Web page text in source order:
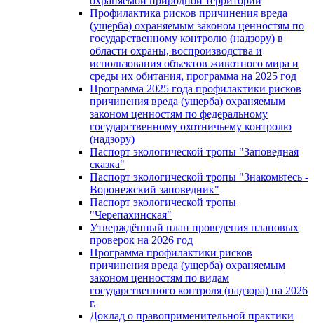
Профилактика рисков причинения вреда
(ущерба) охраняемым законом ценностям по
государственному контролю (надзору) в
области охраны, воспроизводства и
использования объектов животного мира и
среды их обитания, программа на 2025 год
Программа 2025 года профилактики рисков
причинения вреда (ущерба) охраняемым
законом ценностям по федеральному
государственному охотничьему контролю
(надзору)
Паспорт экологической тропы "Заповедная
сказка"
Паспорт экологической тропы "Знакомьтесь -
Воронежский заповедник"
Паспорт экологической тропы
"Черепахинская"
Утверждённый план проведения плановых
проверок на 2026 год
Программа профилактики рисков
причинения вреда (ущерба) охраняемым
законом ценностям по видам
государственного контроля (надзора) на 2026
г.
Доклад о правоприменительной практики